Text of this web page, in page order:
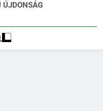
ÚJDONSÁG